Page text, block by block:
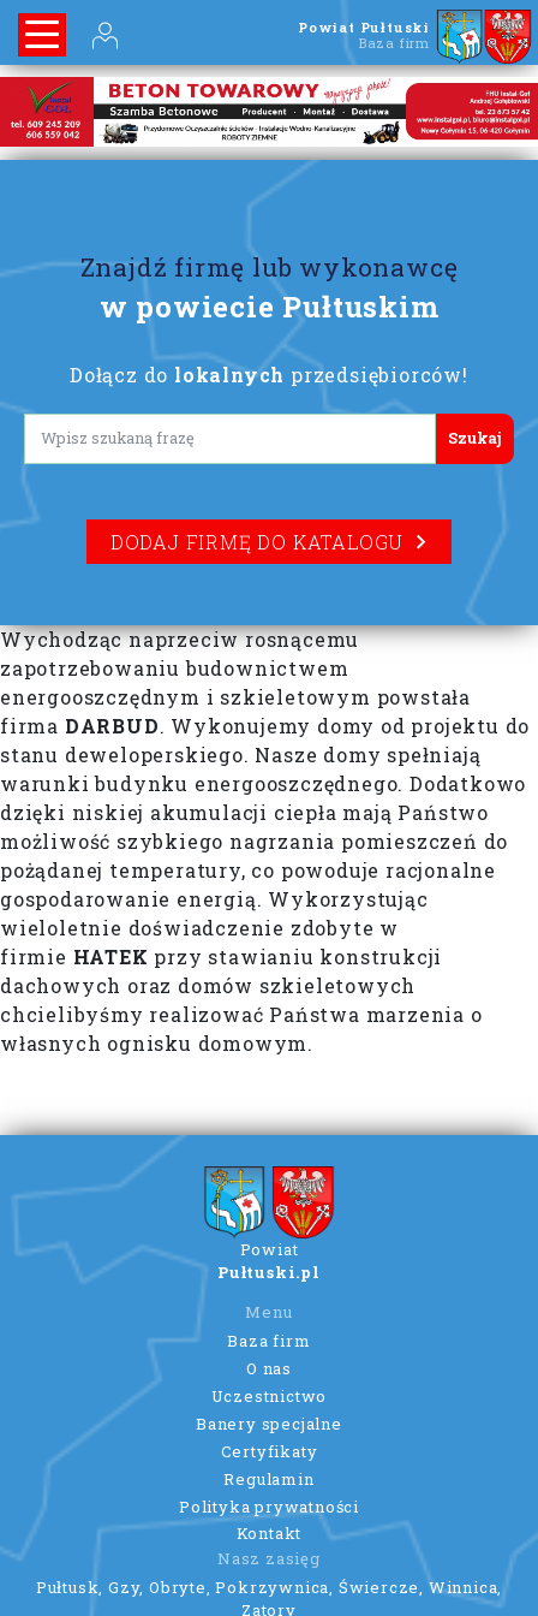
Powiat Pułtuski
Baza firm
Znajdź firmę lub wykonawcę
w powiecie Pułtuskim
Dołącz do lokalnych przedsiębiorców!
Lorem ipsum
DODAJ FIRMĘ DO KATALOGU
Wychodząc naprzeciw rosnącemu
zapotrzebowaniu budownictwem
energooszczędnym i szkieletowym powstała
firma DARBUD. Wykonujemy domy od projektu do
stanu deweloperskiego. Nasze domy spełniają
warunki budynku energooszczędnego. Dodatkowo
dzięki niskiej akumulacji ciepła mają Państwo
możliwość szybkiego nagrzania pomieszczeń do
pożądanej temperatury, co powoduje racjonalne
gospodarowanie energią. Wykorzystując
wieloletnie doświadczenie zdobyte w
firmie HATEK przy stawianiu konstrukcji
dachowych oraz domów szkieletowych
chcielibyśmy realizować Państwa marzenia o
własnych ognisku domowym.
Powiat
Pułtuski.pl
Menu
Baza firm
O nas
Uczestnictwo
Banery specjalne
Certyfikaty
Regulamin
Polityka prywatności
Kontakt
Nasz zasięg
Pułtusk, Gzy, Obryte, Pokrzywnica, Świercze, Winnica,
Zatory